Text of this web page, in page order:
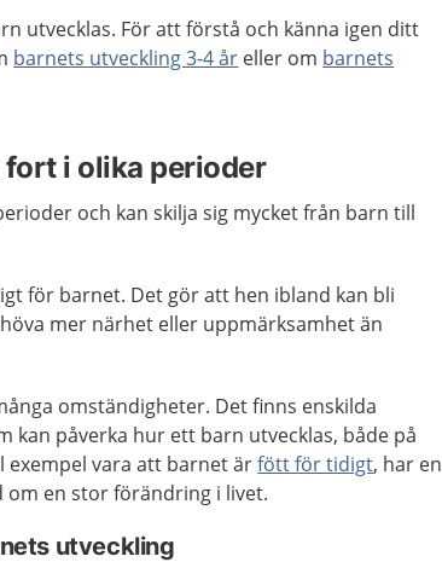
utvecklas. För att förstå och känna igen ditt
barnets utveckling 3-4 år eller om barnets
i olika perioder
och kan skilja sig mycket från barn till
för barnet. Det gör att hen ibland kan bli
mer närhet eller uppmärksamhet än
omständigheter. Det finns enskilda
kan påverka hur ett barn utvecklas, både på
exempel vara att barnet ärfött för tidigt, har en
en stor förändring i livet.
utveckling